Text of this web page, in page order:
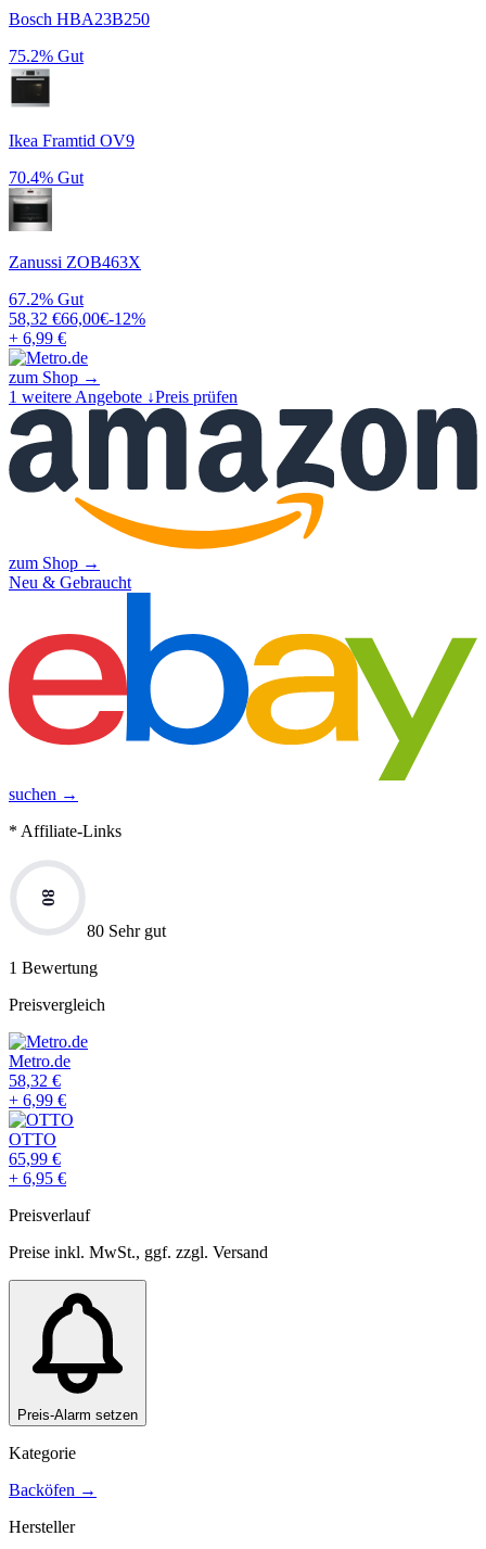
Bosch HBA23B250
75.2% Gut
Ikea Framtid OV9
70.4% Gut
Zanussi ZOB463X
67.2% Gut
58,32 €66,00€-12%
+ 6,99 €
zum Shop →
1 weitere Angebote ↓Preis prüfen
zum Shop →
Neu & Gebraucht
suchen →
* Affiliate-Links
80
80 Sehr gut
1 Bewertung
Preisvergleich
Metro.de
58,32 €
+ 6,99 €
OTTO
65,99 €
+ 6,95 €
Preisverlauf
Preise inkl. MwSt., ggf. zzgl. Versand
Preis-Alarm setzen
Kategorie
Backöfen →
Hersteller